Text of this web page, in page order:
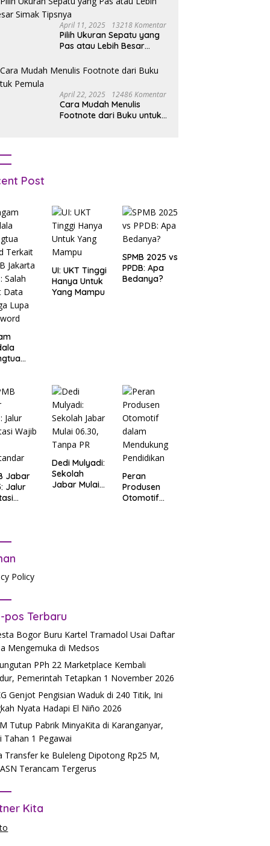
April 11, 2025 13218 Komentar
Pilih Ukuran Sepatu yang
Pas atau Lebih Besar
April 22, 2025 12486 Komentar
Cara Mudah Menulis
Footnote dari Buku untuk
Post
Salah
Lupa
UI: UKT Tinggi
Hanya Untuk
Yang Mampu
SPMB 2025 vs
PPDB: Apa
Bedanya?
Jabar
Jalur
Dedi Mulyadi:
Sekolah
Jabar Mulai
Peran
Produsen
Otomotif
Policy
pos Terbaru
Bogor Buru Kartel Tramadol Usai Daftar
Mengemuka di Medsos
PPh 22 Marketplace Kembali
Pemerintah Tetapkan 1 November 2026
Genjot Pengisian Waduk di 240 Titik, Ini
Nyata Hadapi El Niño 2026
Tutup Pabrik MinyaKita di Karanganyar,
Tahan 1 Pegawai
Transfer ke Buleleng Dipotong Rp25 M,
Terancam Tergerus
Kita